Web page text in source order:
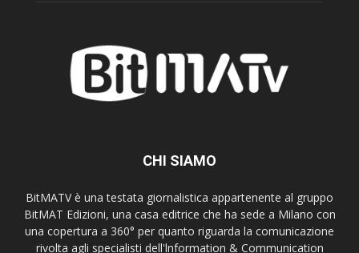
CHI SIAMO
BitMATV è una testata giornalistica appartenente al gruppo
BitMAT Edizioni, una casa editrice che ha sede a Milano con
una copertura a 360° per quanto riguarda la comunicazione
rivolta agli specialisti dell'lnformation & Communication